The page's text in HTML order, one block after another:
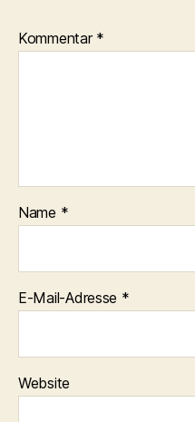
Kommentar *
Name *
E-Mail-Adresse *
Website